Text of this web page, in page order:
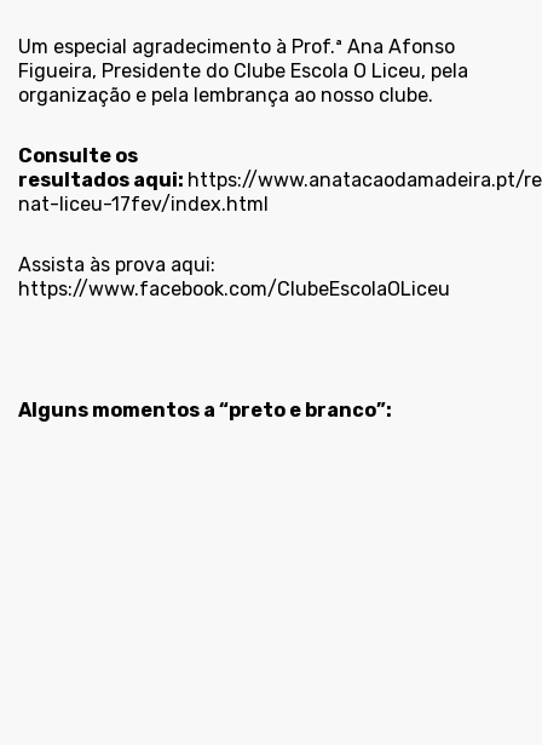
Um especial agradecimento à Prof.ª Ana Afonso
Figueira, Presidente do Clube Escola O Liceu, pela
organização e pela lembrança ao nosso clube.
Consulte os
resultados aqui: https://www.anatacaodamadeira.pt/
nat-liceu-17fev/index.html
Assista às prova aqui:
https://www.facebook.com/ClubeEscolaOLiceu
Alguns momentos a “preto e branco”: